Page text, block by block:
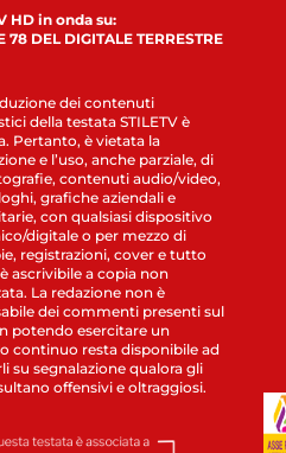
HD in onda su:
78 DEL DIGITALE TERRESTRE
dei contenuti
della testata STILETV è
Pertanto, è vietata la
e l’uso, anche parziale, di
contenuti audio/video,
grafiche aziendali e
con qualsiasi dispositivo
digitale o per mezzo di
registrazioni, cover e tutto
ascrivibile a copia non
La redazione non è
dei commenti presenti sul
potendo esercitare un
continuo resta disponibile ad
su segnalazione qualora gli
offensivi e oltraggiosi.